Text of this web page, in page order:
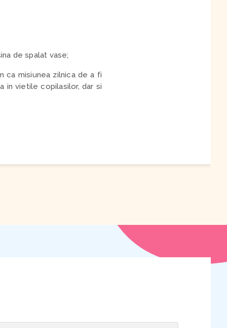
de spalat vase;
ca misiunea zilnica de a fi
in vietile copilasilor, dar si